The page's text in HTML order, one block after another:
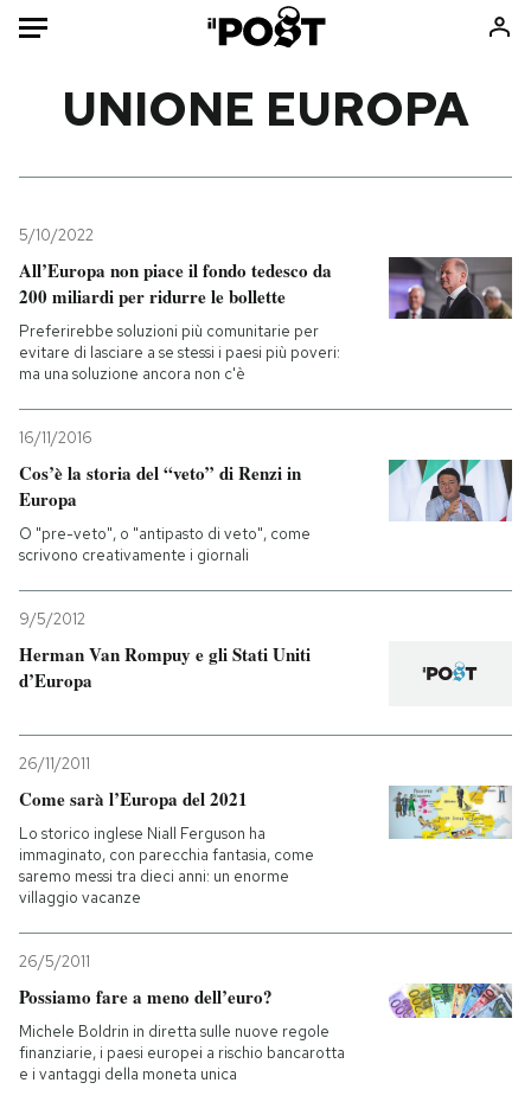
Mondo
Politica
Tecnologia
Internet
Scienza
Economia
Sport
Consumismi
Ok Boomer!
Mondiali calcio 2026
NEWSLETTER
I MIEI PREFERITI
SHOP
CALENDARIO
AREA PERSONALE
UNIONE EUROPA
5/10/2022
All’Europa non piace il fondo tedesco da
200 miliardi per ridurre le bollette
Preferirebbe soluzioni più comunitarie per
evitare di lasciare a se stessi i paesi più poveri:
ma una soluzione ancora non c'è
16/11/2016
Cos’è la storia del “veto” di Renzi in
Europa
O "pre-veto", o "antipasto di veto", come
scrivono creativamente i giornali
9/5/2012
Herman Van Rompuy e gli Stati Uniti
d’Europa
26/11/2011
Come sarà l’Europa del 2021
Lo storico inglese Niall Ferguson ha
immaginato, con parecchia fantasia, come
saremo messi tra dieci anni: un enorme
villaggio vacanze
26/5/2011
Possiamo fare a meno dell’euro?
Michele Boldrin in diretta sulle nuove regole
finanziarie, i paesi europei a rischio bancarotta
e i vantaggi della moneta unica